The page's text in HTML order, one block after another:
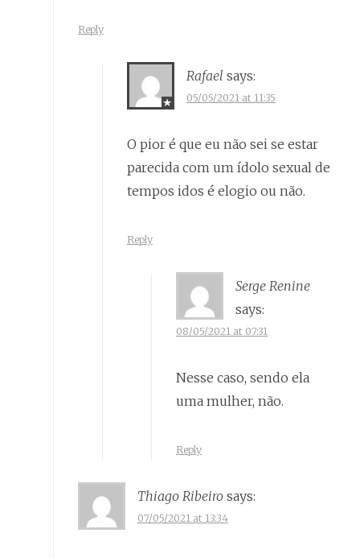
Reply
Rafael says:
05/05/2021 at 11:35
O pior é que eu não sei se estar
parecida com um ídolo sexual de
tempos idos é elogio ou não.
Reply
Serge Renine
says:
08/05/2021 at 07:31
Nesse caso, sendo ela
uma mulher, não.
Reply
Thiago Ribeiro says:
07/05/2021 at 13:34